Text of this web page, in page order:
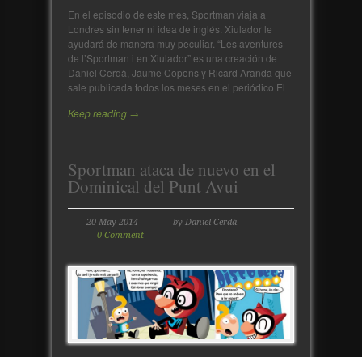
En el episodio de este mes, Sportman viaja a
Londres sin tener ni idea de inglés. Xiulador le
ayudará de manera muy peculiar. “Les aventures
de l’Sportman i en Xiulador” es una creación de
Daniel Cerdà, Jaume Copons y Ricard Aranda que
sale publicada todos los meses en el periódico El
Keep reading →
Sportman ataca de nuevo en el
Dominical del Punt Avui
20 May 2014
by Daniel Cerdà
0 Comment